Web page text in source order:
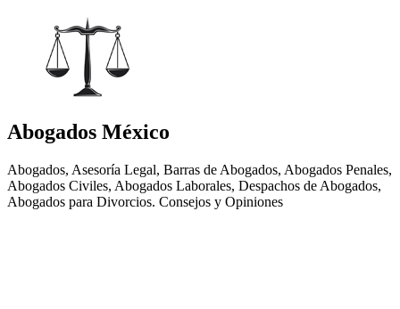
Abogados México
Abogados, Asesoría Legal, Barras de Abogados, Abogados Penales,
Abogados Civiles, Abogados Laborales, Despachos de Abogados,
Abogados para Divorcios. Consejos y Opiniones